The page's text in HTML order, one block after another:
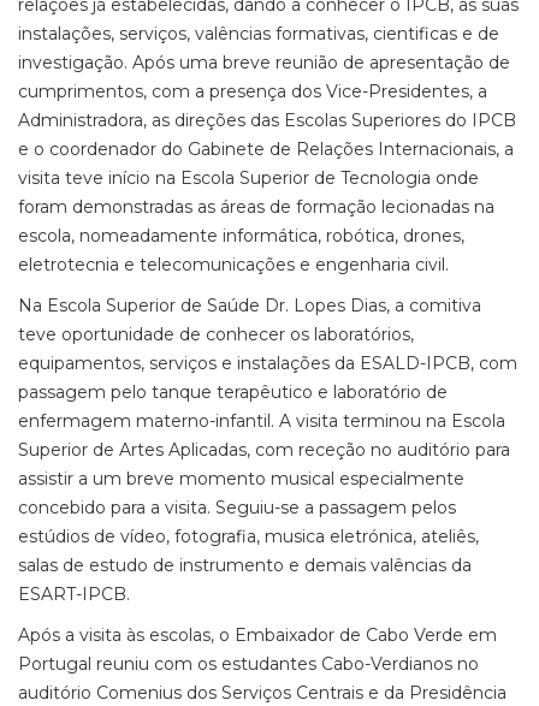
relações já estabelecidas, dando a conhecer o IPCB, as suas
instalações, serviços, valências formativas, cientificas e de
investigação. Após uma breve reunião de apresentação de
cumprimentos, com a presença dos Vice-Presidentes, a
Administradora, as direções das Escolas Superiores do IPCB
e o coordenador do Gabinete de Relações Internacionais, a
visita teve início na Escola Superior de Tecnologia onde
foram demonstradas as áreas de formação lecionadas na
escola, nomeadamente informática, robótica, drones,
eletrotecnia e telecomunicações e engenharia civil.
Na Escola Superior de Saúde Dr. Lopes Dias, a comitiva
teve oportunidade de conhecer os laboratórios,
equipamentos, serviços e instalações da ESALD-IPCB, com
passagem pelo tanque terapêutico e laboratório de
enfermagem materno-infantil. A visita terminou na Escola
Superior de Artes Aplicadas, com receção no auditório para
assistir a um breve momento musical especialmente
concebido para a visita. Seguiu-se a passagem pelos
estúdios de vídeo, fotografia, musica eletrónica, ateliês,
salas de estudo de instrumento e demais valências da
ESART-IPCB.
Após a visita às escolas, o Embaixador de Cabo Verde em
Portugal reuniu com os estudantes Cabo-Verdianos no
auditório Comenius dos Serviços Centrais e da Presidência